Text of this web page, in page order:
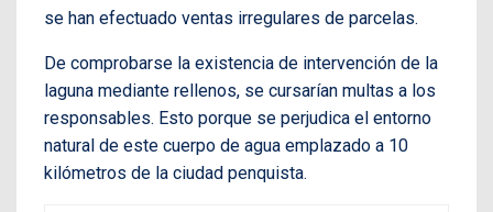
se han efectuado ventas irregulares de parcelas.
De comprobarse la existencia de intervención de la
laguna mediante rellenos, se cursarían multas a los
responsables. Esto porque se perjudica el entorno
natural de este cuerpo de agua emplazado a 10
kilómetros de la ciudad penquista.